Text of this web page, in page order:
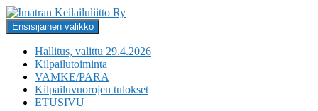
Siirry
sisältöön
Imatran Keilailuliitto Ry
Haku
Ensisijainen valikko
Hallitus, valittu 29.4.2026
Kilpailutoiminta
VAMKE/PARA
Kilpailuvuorojen tulokset
ETUSIVU